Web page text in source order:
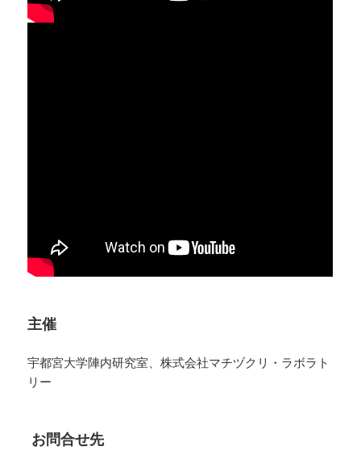
主催
宇都宮大学陣内研究室、株式会社マチヅクリ・ラボラト
リー
お問合せ先